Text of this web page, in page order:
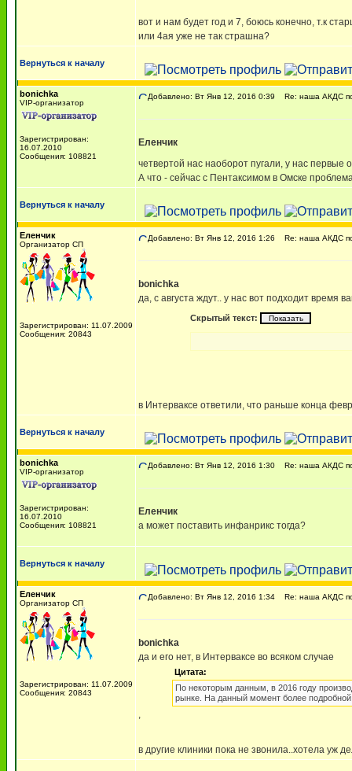
вот и нам будет год и 7, боюсь конечно, т.к
или 4ая уже не так страшна?
Вернуться к началу
bonichka
VIP-организатор
Зарегистрирован:
16.07.2010
Сообщения: 108821
Добавлено: Вт Янв 12, 2016 0:39 Re: наша АКДС
Еленчик
четвертой нас наоборот пугали, у нас
А что - сейчас с Пентаксимом в Омске
Вернуться к началу
Еленчик
Организатор СП
Зарегистрирован: 11.07.2009
Сообщения: 20843
Добавлено: Вт Янв 12, 2016 1:26 Re: наша АКДС
bonichka
да, с августа ждут.. у нас вот подходит время
Скрытый текст:
в Интерваксе ответили, что раньше конца
Вернуться к началу
bonichka
VIP-организатор
Зарегистрирован:
16.07.2010
Сообщения: 108821
Добавлено: Вт Янв 12, 2016 1:30 Re: наша АКДС
Еленчик
а может поставить инфанрикс тогда?
Вернуться к началу
Еленчик
Организатор СП
Зарегистрирован: 11.07.2009
Сообщения: 20843
Добавлено: Вт Янв 12, 2016 1:34 Re: наша АКДС
bonichka
да и его нет, в Интерваксе во всяком случае
Цитата:
По некоторым данным, в 2016 году
рынке. На данный момент более
,
в другие клиники пока не звонила..хотела уж